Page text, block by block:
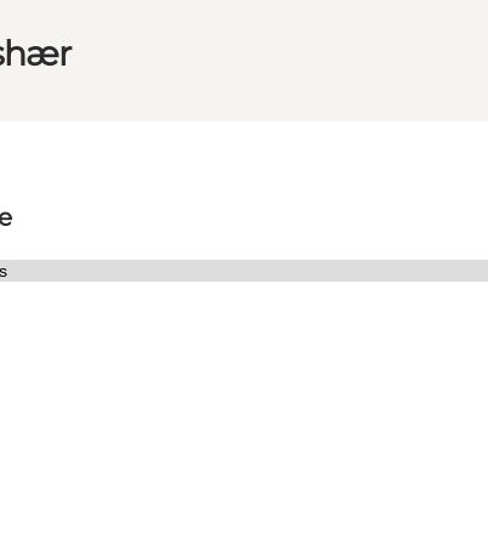
music, electronics and other recycled things.